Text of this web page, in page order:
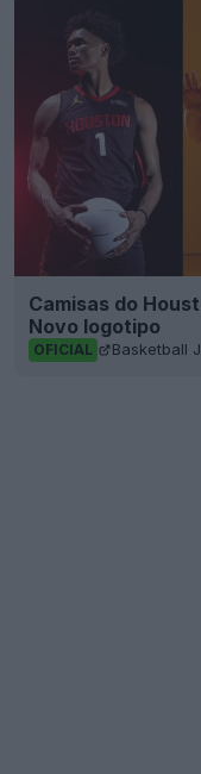
Camisas do
Novo logotipo
OFICIAL Basketball